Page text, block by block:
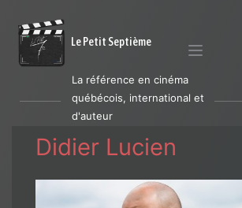
Le Petit Septième
La référence en cinéma
québécois, international et
d'auteur
Didier Lucien